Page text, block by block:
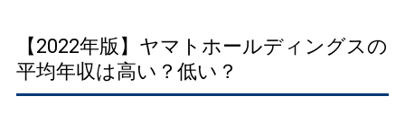
【2022年版】ヤマトホールディングスの
平均年収は高い？低い？